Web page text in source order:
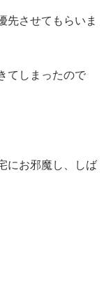
先させてもらいま
てしまったので
にお邪魔し、しば